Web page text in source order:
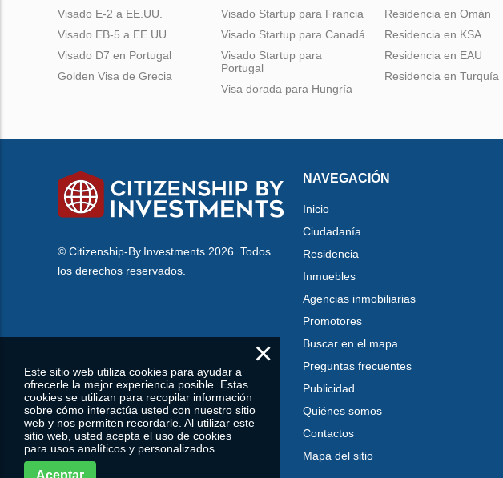
Visado E-2 a EE.UU.
Visado EB-5 a EE.UU.
Visado D7 en Portugal
Golden Visa de Grecia
Visado Startup para Francia
Visado Startup para Canadá
Visado Startup para
Portugal
Visa dorada para Hungría
Residencia en Omán
Residencia en KSA
Residencia en EAU
Residencia en Turquía
© Citizenship-By.Investments 2026. Todos
los derechos reservados.
NAVEGACIÓN
Inicio
Ciudadanía
Residencia
Inmuebles
Agencias inmobiliarias
Promotores
Buscar en el mapa
Preguntas frecuentes
Publicidad
Quiénes somos
Contactos
Mapa del sitio
×
Este sitio web utiliza cookies para ayudar a
ofrecerle la mejor experiencia posible. Estas
cookies se utilizan para recopilar información
sobre cómo interactúa usted con nuestro sitio
web y nos permiten recordarle. Al utilizar este
sitio web, usted acepta el uso de cookies
para usos analíticos y personalizados.
Aceptar